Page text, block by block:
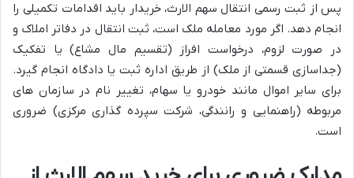
پس از ثبت رسمی انتقال سهم الارث، خریدار باید اقدامات تکمیلی را
انجام دهد. اگر مورد معامله ملک است، ثبت انتقال در دفاتر املاک و
در صورت لزوم، درخواست افراز (تقسیم مال مشاع) یا تفکیک
(جداسازی قسمتی از ملک) از طریق اداره ثبت یا دادگاه انجام گیرد.
برای سایر اموال مانند خودرو یا سهام، تغییر نام در سازمان های
مربوطه (راهنمایی و رانندگی، شرکت سپرده گذاری مرکزی) ضروری
است.